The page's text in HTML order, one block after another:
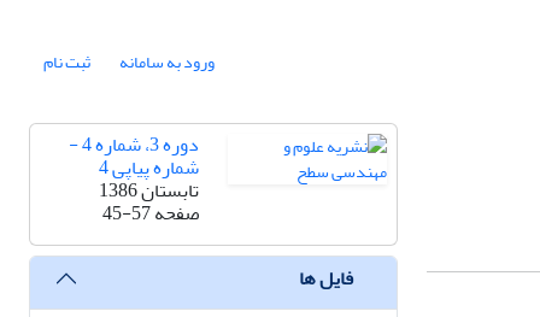
ورود به سامانه ثبت نام
دوره 3، شماره 4 -
شماره پیاپی 4
تابستان 1386
صفحه45-57
فایل ها